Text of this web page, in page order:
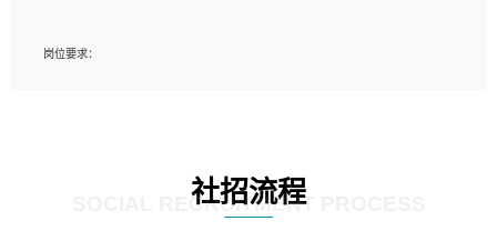
岗位要求：
4、掌握DevOps思想、方法和流程。Jenkins工具使用；
5、掌握常见中间件配置与优化，如mysql、nginx等；
社招流程
SOCIAL RECRUITMENT PROCESS